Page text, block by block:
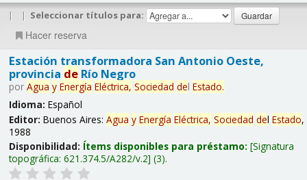
| | Seleccionar títulos para:
Hacer reserva
Estación transformadora San Antonio Oeste,
provincia deRío Negro
por Agua y Energía Eléctrica, Sociedad del Estado.
Idioma: Español
Editor: Buenos Aires: Agua y Energía Eléctrica, Sociedad del Estado,
1988
Disponibilidad: Ítems disponibles para préstamo: Signatura
topográfica: 621.374.5/A282/v.2 (3).